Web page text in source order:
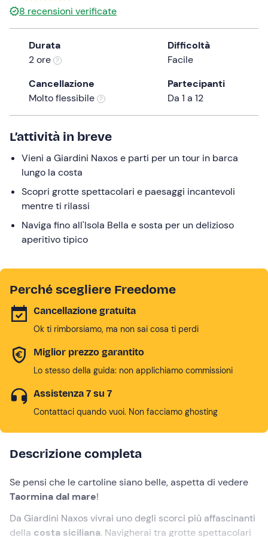
the
question
mark
keyboard
shortcuts
for
changing
dates.
0 €
8 recensioni verificate
Durata
2 ore
Difficoltà
Facile
Cancellazione
Molto flessibile
Partecipanti
Da 1 a 12
L’attività in breve
Vieni a Giardini Naxos e parti per un tour in barca
lungo la costa
Scopri grotte spettacolari e paesaggi incantevoli
mentre ti rilassi
Naviga fino all'Isola Bella e sosta per un delizioso
aperitivo tipico
Perché scegliere Freedome
Cancellazione gratuita
Ok ti rimborsiamo, ma non sai cosa ti perdi
Miglior prezzo garantito
Lo stesso della guida: non applichiamo commissioni
Assistenza 7 su 7
Contattaci quando vuoi. Non facciamo ghosting
Descrizione completa
Se pensi che le cartoline siano belle, aspetta di vedere
Taormina dal mare!
Da Giardini Naxos vivrai uno degli scorci più affascinanti
della costa siciliana. Navigherai tra grotte spettacolari